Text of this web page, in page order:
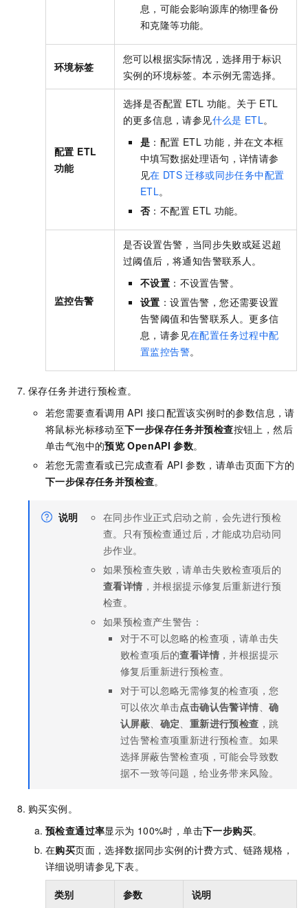
息，可能会影响源库的物理备份
和克隆等功能。
环境标签
您可以根据实际情况，选择用于标识
实例的环境标签。本示例无需选择。
配置 ETL
功能
选择是否配置 ETL 功能。关于 ETL
的更多信息，请参见什么是 ETL。
是 ：配置 ETL 功能，并在文本框
中填写数据处理语句，详情请参
见在 DTS 迁移或同步任务中配置
ETL。
否：不配置 ETL 功能。
监控告警
是否设置告警，当同步失败或延迟超
过阈值后，将通知告警联系人。
不设置 ：不设置告警。
设置 ：设置告警，您还需要设置
告警阈值和告警联系人 。更多信
息，请参见在配置任务过程中配
置监控告警。
保存任务并进行预检查。
若您需要查看调用 API 接口配置该实例时的参数信息，请
将鼠标光标移动至下一步保存任务并预检查按钮上，然后
单击气泡中的预览 OpenAPI 参数。
若您无需查看或已完成查看 API 参数，请单击页面下方的
下一步保存任务并预检查。
说明
在同步作业正式启动之前，会先进行预检
查。只有预检查通过后，才能成功启动同
步作业。
如果预检查失败，请单击失败检查项后的
查看详情 ，并根据提示修复后重新进行预
检查。
如果预检查产生警告：
对于不可以忽略的检查项，请单击失
败检查项后的查看详情 ，并根据提示
修复后重新进行预检查。
对于可以忽略无需修复的检查项，您
可以依次单击点击确认告警详情 、确
认屏蔽
确定 重新进行预检查 ，跳
过告警检查项重新进行预检查。如果
选择屏蔽告警检查项，可能会导致数
据不一致等问题，给业务带来风险。
购买实例。
预检查通过率显示为 100%时，单击下一步购买。
在购买页面，选择数据同步实例的计费方式、链路规格，
详细说明请参见下表。
类别 参数 说明